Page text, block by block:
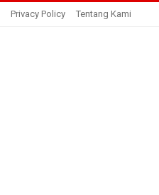
Privacy Policy Tentang Kami